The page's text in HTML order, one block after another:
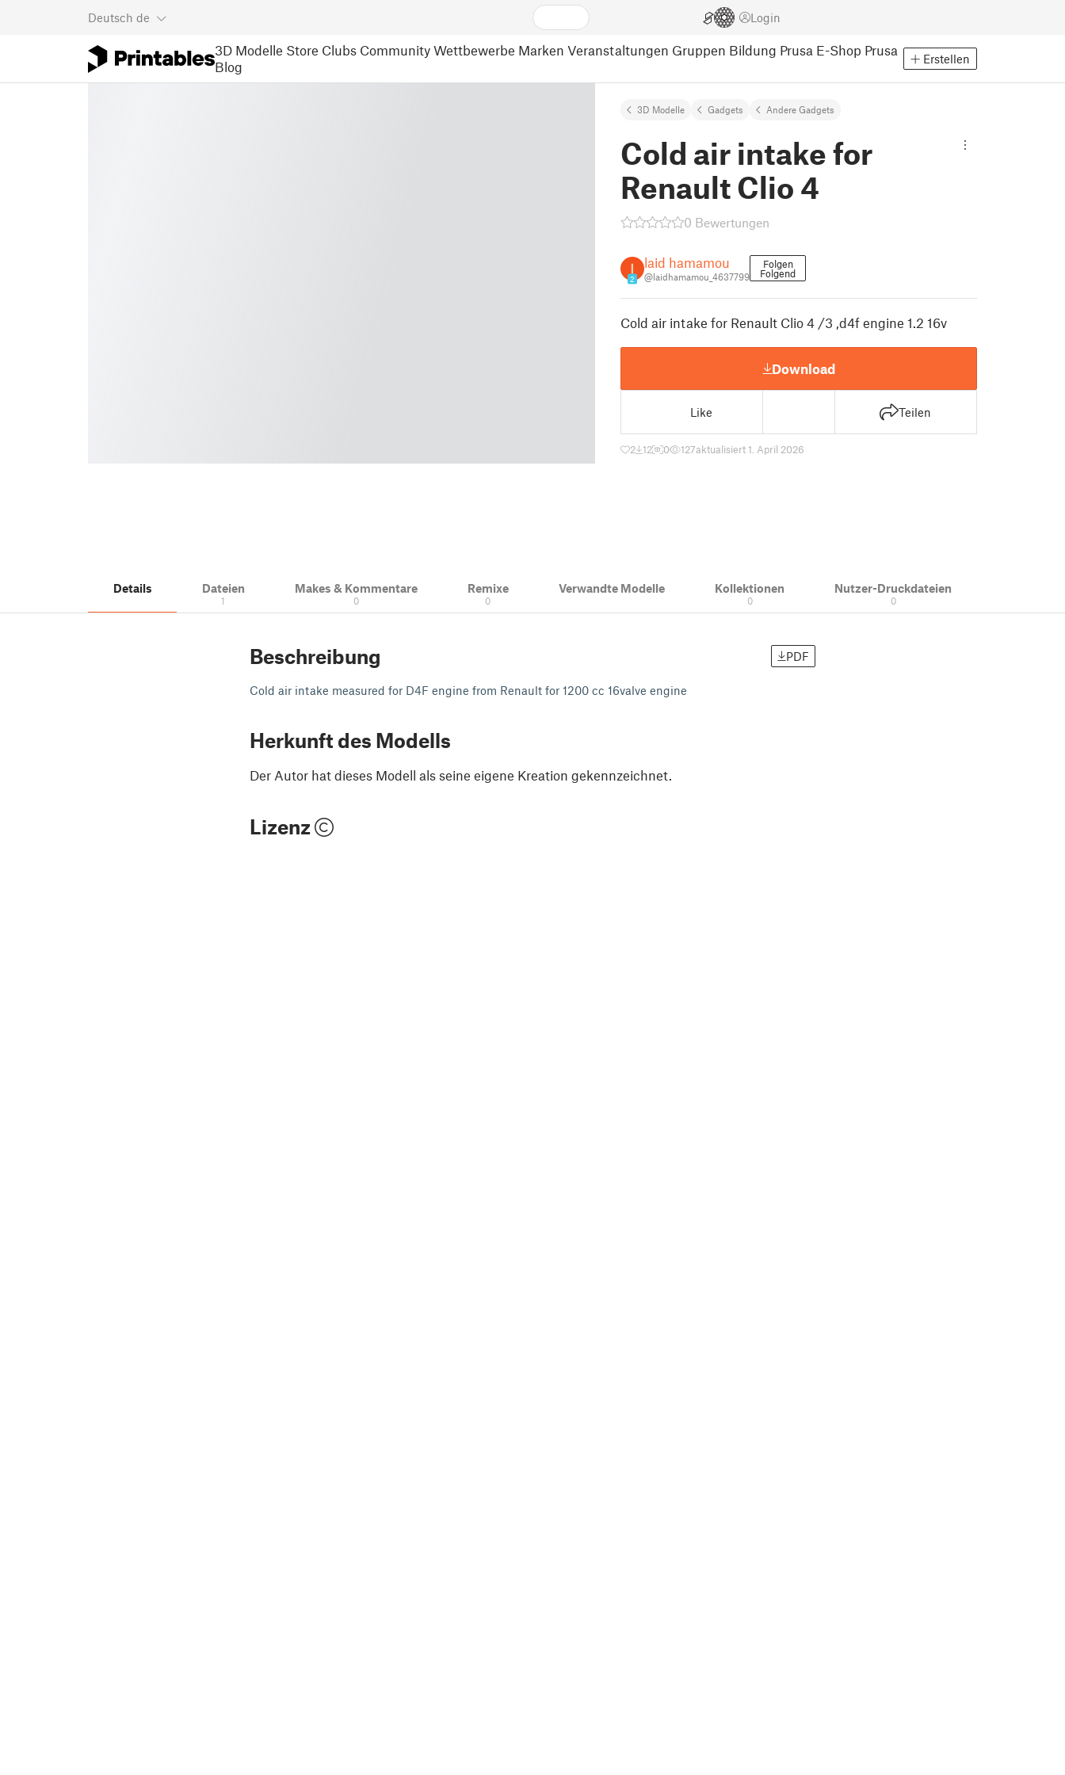
Deutsch de Login
3D Modelle Store Clubs Community Wettbewerbe Marken Veranstaltungen Gruppen Bildung Prusa E-Shop Prusa
Blog
Erstellen
3D Modelle Gadgets Andere Gadgets
Cold air intake for
Renault Clio 4
0 Bewertungen
2
laid hamamou
@laidhamamou_4637799
Folgen
Folgend
Cold air intake for Renault Clio 4 /3 ,d4f engine 1.2 16v
Download
Like Teilen
2 12 0 127aktualisiert 1. April 2026
Details Dateien
1
Makes & Kommentare
0
Remixe
0
Verwandte Modelle Kollektionen
0
Nutzer-Druckdateien
0
Beschreibung PDF
Cold air intake measured for D4F engine from Renault for 1200 cc 16valve engine
Herkunft des Modells
Der Autor hat dieses Modell als seine eigene Kreation gekennzeichnet.
Lizenz